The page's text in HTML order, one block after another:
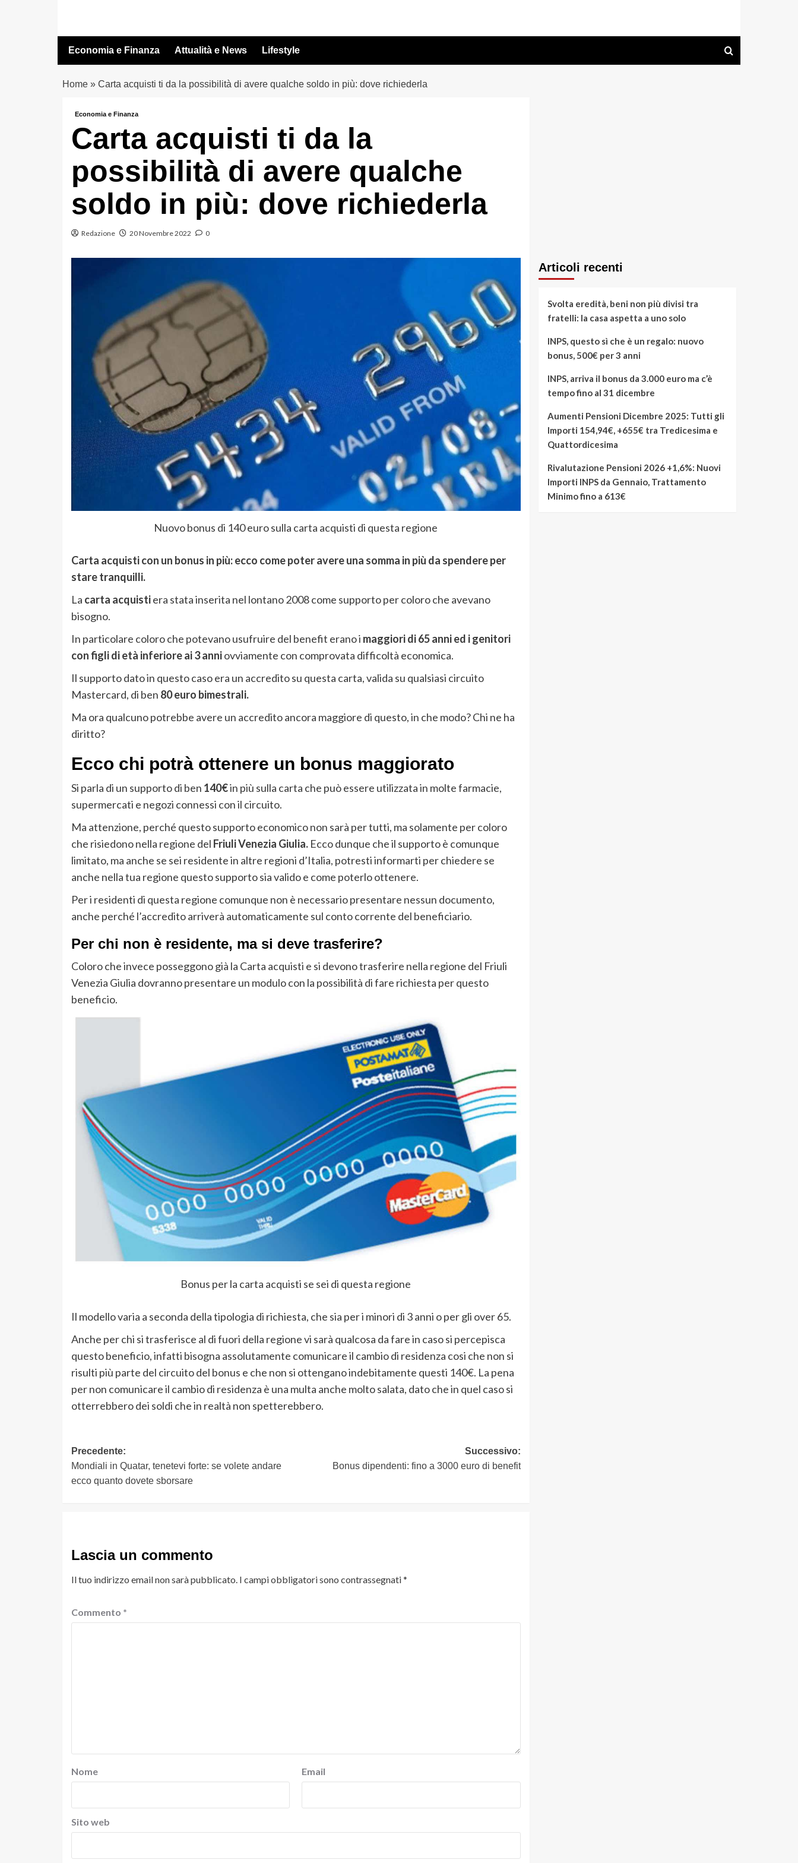
contenuto
Economia e Finanza Attualità e News Lifestyle
Home» Carta acquisti ti da la possibilità di avere qualche soldo in più: dove richiederla
Economia e Finanza
Carta acquisti ti da la
possibilità di avere qualche
soldo in più: dove richiederla
Redazione 20 Novembre 2022 0
Nuovo bonus di 140 euro sulla carta acquisti di questa regione
Carta acquisti con un bonus in più: ecco come poter avere una somma in più da spendere per
stare tranquilli.
La carta acquistiera stata inserita nel lontano 2008 come supporto per coloro che avevano
bisogno.
In particolare coloro che potevano usufruire del benefit erano i maggiori di 65 anni ed i genitori
con figli di età inferiore ai 3 anniovviamente con comprovata difficoltà economica.
Il supporto dato in questo caso era un accredito su questa carta, valida su qualsiasi circuito
Mastercard, di ben 80 euro bimestrali.
Ma ora qualcuno potrebbe avere un accredito ancora maggiore di questo, in che modo? Chi ne ha
diritto?
Ecco chi potrà ottenere un bonus maggiorato
Si parla di un supporto di ben 140€in più sulla carta che può essere utilizzata in molte farmacie,
supermercati e negozi connessi con il circuito.
Ma attenzione, perché questo supporto economico non sarà per tutti, ma solamente per coloro
che risiedono nella regione del Friuli Venezia Giulia. Ecco dunque che il supporto è comunque
limitato, ma anche se sei residente in altre regioni d’Italia, potresti informarti per chiedere se
anche nella tua regione questo supporto sia valido e come poterlo ottenere.
Per i residenti di questa regione comunque non è necessario presentare nessun documento,
anche perché l’accredito arriverà automaticamente sul conto corrente del beneficiario.
Per chi non è residente, ma si deve trasferire?
Coloro che invece posseggono già la Carta acquisti e si devono trasferire nella regione del Friuli
Venezia Giulia dovranno presentare un modulo con la possibilità di fare richiesta per questo
beneficio.
Bonus per la carta acquisti se sei di questa regione
Il modello varia a seconda della tipologia di richiesta, che sia per i minori di 3 anni o per gli over 65.
Anche per chi si trasferisce al di fuori della regione vi sarà qualcosa da fare in caso si percepisca
questo beneficio, infatti bisogna assolutamente comunicare il cambio di residenza cosi che non si
risulti più parte del circuito del bonus e che non si ottengano indebitamente questi 140€. La pena
per non comunicare il cambio di residenza è una multa anche molto salata, dato che in quel caso si
otterrebbero dei soldi che in realtà non spetterebbero.
Navigazione
articolo
Precedente:
Mondiali in Quatar, tenetevi forte: se volete andare
ecco quanto dovete sborsare
Successivo:
Bonus dipendenti: fino a 3000 euro di benefit
Lascia un commento
Il tuo indirizzo email non sarà pubblicato. I campi obbligatori sono contrassegnati*
Commento *
Nome Email
Sito web
Articoli recenti
Svolta eredità, beni non più divisi tra
fratelli: la casa aspetta a uno solo
INPS, questo sì che è un regalo: nuovo
bonus, 500€ per 3 anni
INPS, arriva il bonus da 3.000 euro ma c’è
tempo fino al 31 dicembre
Aumenti Pensioni Dicembre 2025: Tutti gli
Importi 154,94€, +655€ tra Tredicesima e
Quattordicesima
Rivalutazione Pensioni 2026 +1,6%: Nuovi
Importi INPS da Gennaio, Trattamento
Minimo fino a 613€